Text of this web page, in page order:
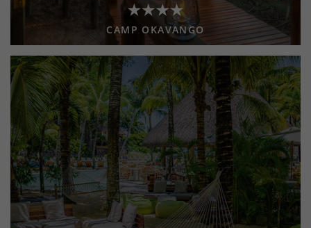
CAMP OKAVANGO